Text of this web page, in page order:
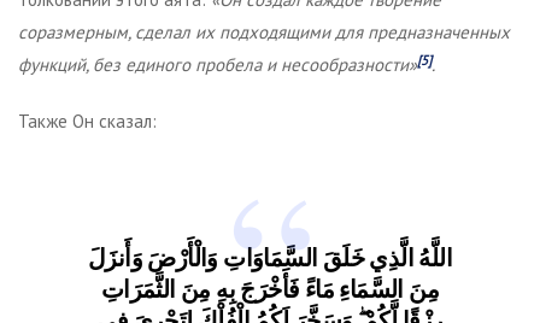
соразмерным, сделал их подходящими для предназначенных
функций, без единого пробела и несообразности»[5].
Также Он сказал:
اللَّهُ الَّذِي خَلَقَ السَّمَاوَاتِ وَالْأَرْضَ وَأَنزَلَ
مِنَ السَّمَاءِ مَاءً فَأَخْرَجَ بِهِ مِنَ الثَّمَرَاتِ